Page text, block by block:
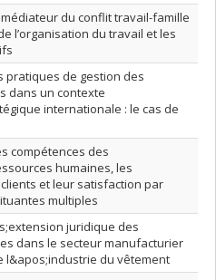
du conflit travail-famille
l’organisation du travail et les
pratiques de gestion des
dans un contexte
internationale : le cas de
compétences des
humaines, les
et leur satisfaction par
multiples
juridique des
dans le secteur manufacturier
l&apos;industrie du vêtement